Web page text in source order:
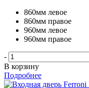
860мм левое
860мм правое
960мм левое
960мм правое
-
В корзину
Подробнее